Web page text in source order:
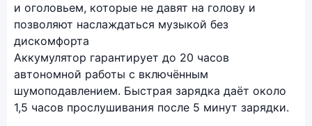
и оголовьем, которые не давят на голову и
позволяют наслаждаться музыкой без
дискомфорта
Аккумулятор гарантирует до 20 часов
автономной работы с включённым
шумоподавлением. Быстрая зарядка даёт около
1,5 часов прослушивания после 5 минут зарядки.